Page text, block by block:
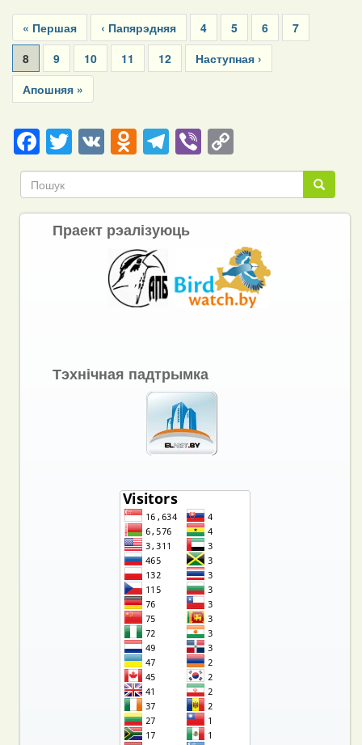
Pagination
First
page
« Першая
Previous
page
‹ Папярэдняя Page
4 Page
5 Page
6 Page
7
Current
page
8 Page
9 Page
10 Page
11 Page
12
Next
page
Наступная ›
Last
page
Апошняя »
Facebook
Twitter
VKOdnoklassniki
Telegram
ViberCopy
Link Пошук
Пошук
Праект рэалізуюць
Тэхнічная падтрымка